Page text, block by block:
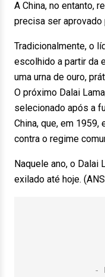
A China, no entanto,
precisa ser
Tradicionalmente, o
escolhido a partir da
uma urna de ouro,
O próximo Dalai
selecionado após a
China, que, em
contra o regime
Naquele ano, o Dalai
exilado até hoje.